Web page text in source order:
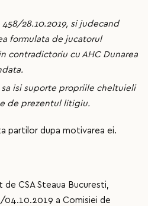
458/28.10.2019, si judecand
formulata de jucatorul
contradictoriu cu AHC Dunarea
sa isi suporte propriile cheltuieli
de prezentul litigiu.
partilor dupa motivarea ei.
de CSA Steaua Bucuresti,
a Comisiei de